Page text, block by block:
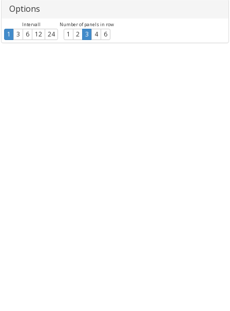
Options
Intervall
1 3 6 12 24
Number of panels in row
1 2 3 4 6